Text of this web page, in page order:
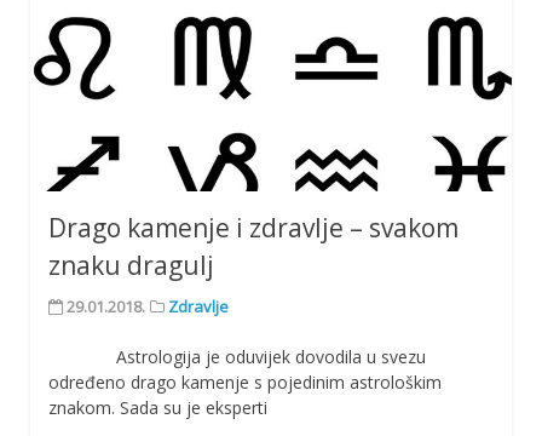
Drago kamenje i zdravlje – svakom
znaku dragulj
29.01.2018. Zdravlje
Astrologija je oduvijek dovodila u svezu
određeno drago kamenje s pojedinim astrološkim
znakom. Sada su je eksperti